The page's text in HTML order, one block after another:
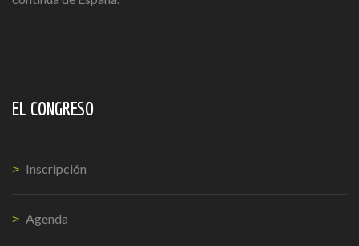
EL CONGRESO
Inscripción
Agenda